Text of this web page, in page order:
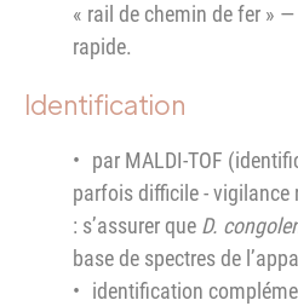
« rail de chemin de fer »
rapide.
Identification
par MALDI-TOF
parfois difficile - vigilance
: s’assurer que D.
base de spectres de
identification